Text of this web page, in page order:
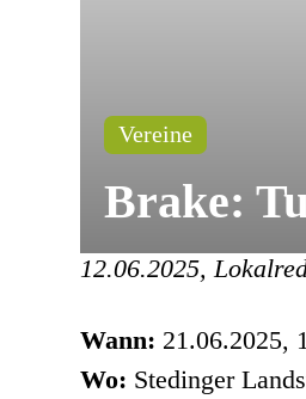
Vereine
Brake:
12.06.2025,
Wann: 21.06.2025,
Wo: Stedinger